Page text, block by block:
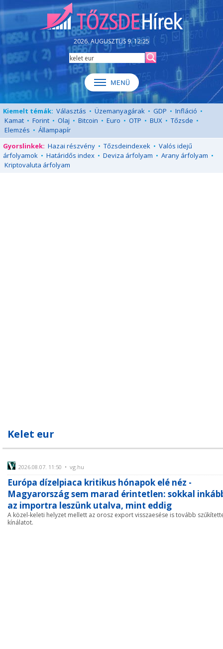
2026. AUGUSZTUS 9. 12:25
Kiemelt témák: Választás • Üzemanyagárak • GDP • Infláció •
Kamat • Forint • Olaj • Bitcoin • Euro • OTP • BUX • Tőzsde •
Elemzés • Állampapír
Gyorslinkek: Hazai részvény • Tőzsdeindexek • Valós idejű
árfolyamok • Határidős index • Deviza árfolyam • Arany árfolyam •
Kriptovaluta árfolyam
Kelet eur
2026.08.07. 11:50 • vg.hu
Európa dízelpiaca kritikus hónapok elé néz -
Magyarország sem marad érintetlen: sokkal
az importra leszünk utalva, mint eddig
A közel-keleti helyzet mellett az orosz export visszaesése is tovább
kínálatot.